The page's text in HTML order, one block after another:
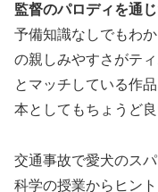
監督のパロディを通
予備知識なしでもわ
の親しみやすさがテ
とマッチしている作
本としてもちょうど良
交通事故で愛犬のス
科学の授業からヒン